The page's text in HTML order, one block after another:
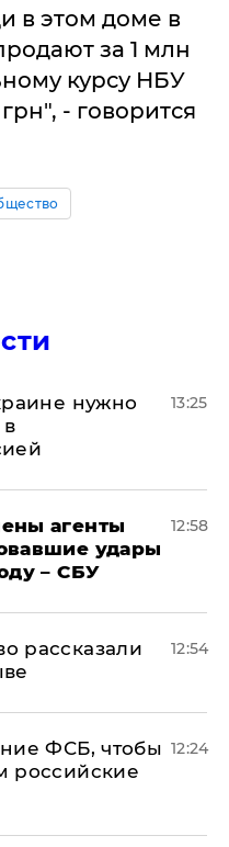
в этом доме в
за 1 млн
курсу НБУ
- говорится
нужно
в
13:25
агенты
удары
– СБУ
12:58
рассказали
12:54
ФСБ, чтобы
российские
12:24